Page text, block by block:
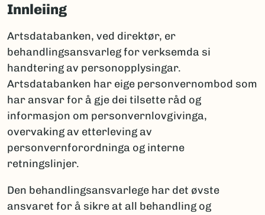
Innleiing
Artsdatabanken, ved direktør, er
behandlingsansvarleg for verksemda si
handtering av personopplysingar.
Artsdatabanken har eige personvernombod som
har ansvar for å gje dei tilsette råd og
informasjon om personvernlovgivinga,
overvaking av etterleving av
personvernforordninga og interne
retningslinjer.
Den behandlingsansvarlege har det øvste
ansvaret for å sikre at all behandling og